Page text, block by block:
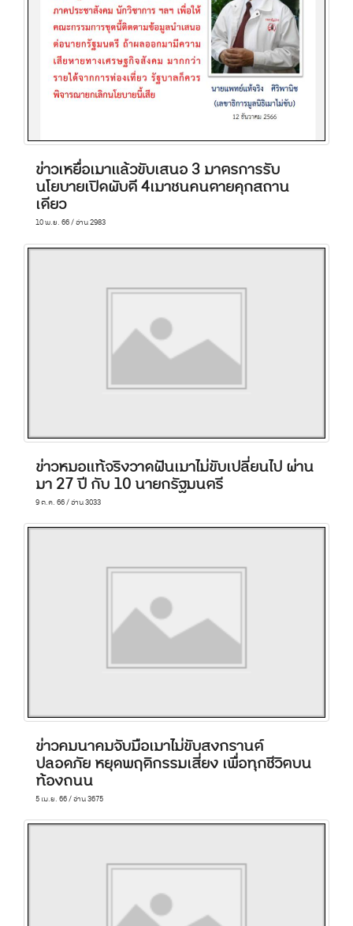
ข่าวเหยื่อเมาแล้วขับเสนอ 3 มาตรการรับ
นโยบายเปิดผับตี 4เมาชนคนตายคุกสถาน
เดียว
10 พ.ย. 66 / อ่าน 2983
ข่าวหมอแท้จริงวาดฝันเมาไม่ขับเปลี่ยนไป ผ่าน
มา 27 ปี กับ 10 นายกรัฐมนตรี
9 ต.ค. 66 / อ่าน 3033
ข่าวคมนาคมจับมือเมาไม่ขับสงกรานต์
ปลอดภัย หยุดพฤติกรรมเสี่ยง เพื่อทุกชีวิตบน
ท้องถนน
5 เม.ย. 66 / อ่าน 3675